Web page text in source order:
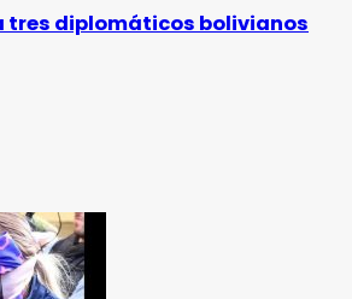
tres diplomáticos bolivianos